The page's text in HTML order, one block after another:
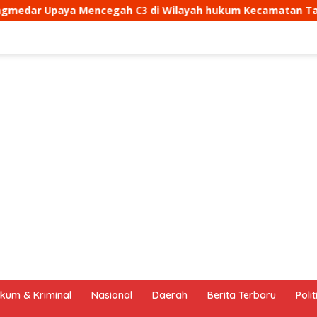
hukum Kecamatan Tanjungmedar Aipda
& Kriminal Nasional Daerah Berita Terbaru